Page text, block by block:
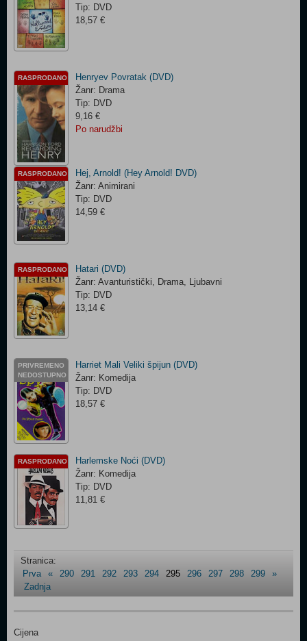
Tip: DVD
18,57 €
RASPRODANO
Henryev Povratak (DVD)
Žanr: Drama
Tip: DVD
9,16 €
Po narudžbi
RASPRODANO
Hej, Arnold! (Hey Arnold! DVD)
Žanr: Animirani
Tip: DVD
14,59 €
RASPRODANO
Hatari (DVD)
Žanr: Avanturistički, Drama, Ljubavni
Tip: DVD
13,14 €
PRIVREMENO
NEDOSTUPNO
Harriet Mali Veliki špijun (DVD)
Žanr: Komedija
Tip: DVD
18,57 €
RASPRODANO
Harlemske Noći (DVD)
Žanr: Komedija
Tip: DVD
11,81 €
Stranica:
Prva
« 290 291 292 293 294 295 296 297 298 299
»
Zadnja
Cijena